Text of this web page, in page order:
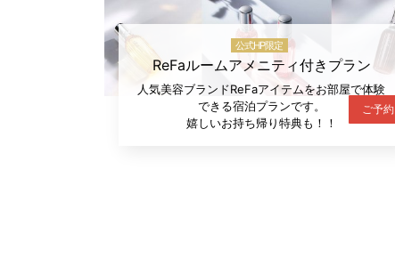
公式HP限定
ReFaルームアメニティ付きプラン
人気美容ブランドReFaアイテムをお部屋で体験
できる宿泊プランです。
嬉しいお持ち帰り特典も！！
ご予約